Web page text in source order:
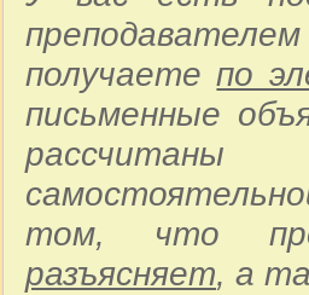
получаетепо
письменные
том, что
разъясняет, а